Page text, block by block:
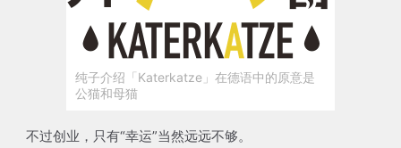
纯子介绍「Katerkatze」在德语中的原意是
公猫和母猫
不过创业，只有“幸运”当然远远不够。